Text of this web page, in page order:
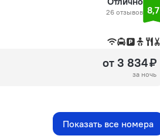
26 отзывов 8,7
от 3 834 ₽
за ночь
Показать все номера